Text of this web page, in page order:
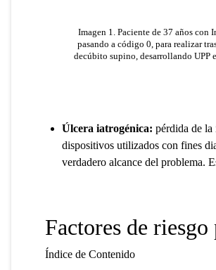
Imagen 1. Paciente de 37 años con
pasando a código 0, para realizar
decúbito supino, desarrollando UPP
Úlcera iatrogénica: pérdida de la
dispositivos utilizados con fines
verdadero alcance del problema.
Factores de
Índice de Contenido